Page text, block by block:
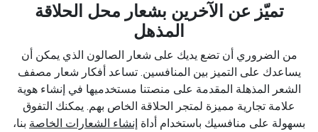
تميّز عن الآخرين بشعار محل الحلاقة
المذهل
من الضروري أن تضع يديك على شعار الصالون الذي يمكن أن
يساعدك على التميز بين المنافسين. تساعد أفكار شعار مصفف
الشعر المذهلة المقدمة على منصتنا مستخدميها في إنشاء هوية
علامة تجارية مميزة لمتجر الحلاقة الخاص بهم. يمكنك التفوق
بسهولة على منافسيك باستخدام أداة إنشاء الشعارات الخاصة بنا،